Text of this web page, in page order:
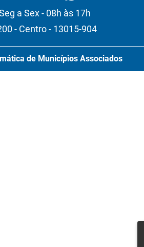
a Sex - 08h às 17h
- Centro - 13015-904
de Municípios Associados